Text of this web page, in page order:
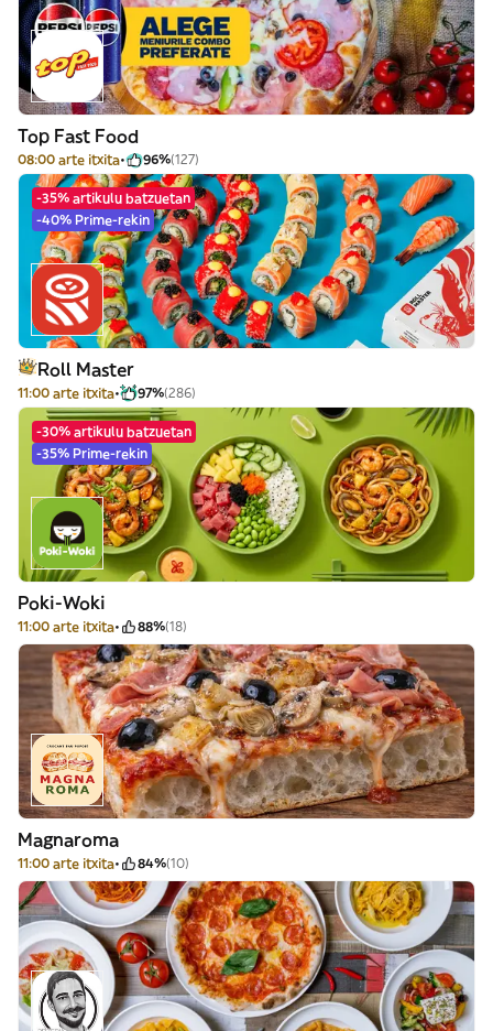
Top Fast Food
08:00 arte itxita 96%(127)
-35% artikulu batzuetan
-40% Prime-rekin
Roll Master
11:00 arte itxita 97%(286)
-30% artikulu batzuetan
-35% Prime-rekin
Poki-Woki
11:00 arte itxita 88%(18)
Magnaroma
11:00 arte itxita 84%(10)